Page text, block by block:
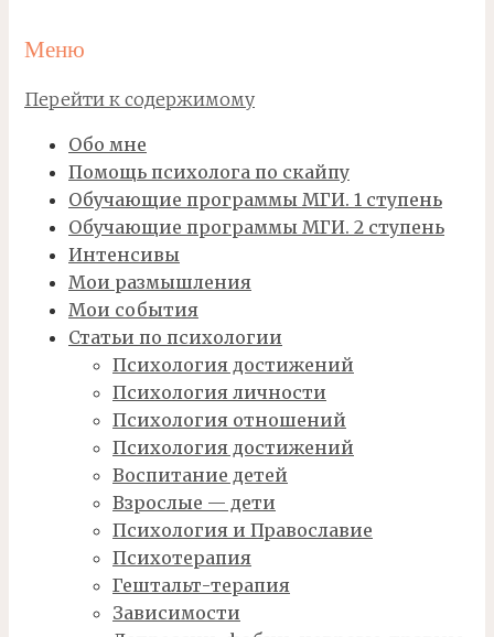
Меню
Перейти к содержимому
Обо мне
Помощь психолога по скайпу
Обучающие программы МГИ. 1 ступень
Обучающие программы МГИ. 2 ступень
Интенсивы
Мои размышления
Мои события
Статьи по психологии
Психология достижений
Психология личности
Психология отношений
Психология достижений
Воспитание детей
Взрослые — дети
Психология и Православие
Психотерапия
Гештальт-терапия
Зависимости